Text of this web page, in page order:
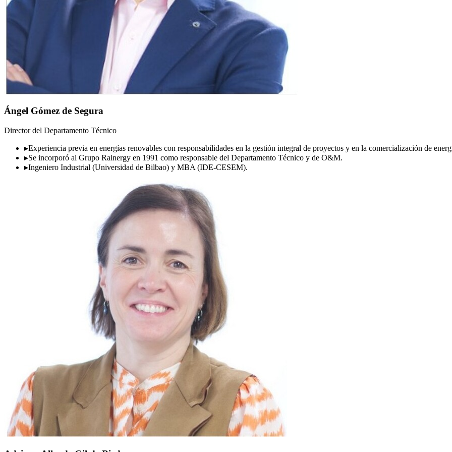
Ángel Gómez de Segura
Director del Departamento Técnico
▸Experiencia previa en energías renovables con responsabilidades en la gestión integral de proyectos y en la comercialización de
▸Se incorporó al Grupo Rainergy en 1991 como responsable del Departamento Técnico y de O&M.
▸Ingeniero Industrial (Universidad de Bilbao) y MBA (IDE-CESEM).